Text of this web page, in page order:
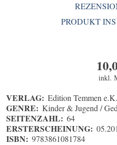
PRODUKT
inkl.
VERLAG: Edition Temmen e.K.
GENRE: Kinder & Jugend /
SEITENZAHL: 64
ERSTERSCHEINUNG:
ISBN: 9783861081784